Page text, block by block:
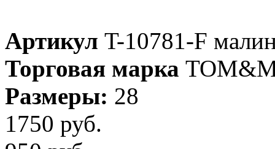
Артикул T-10781-F
Торговая марка
Размеры: 28
1750 руб.